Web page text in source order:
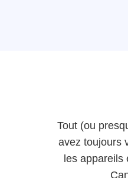
Tout (ou
avez toujours
les appareils